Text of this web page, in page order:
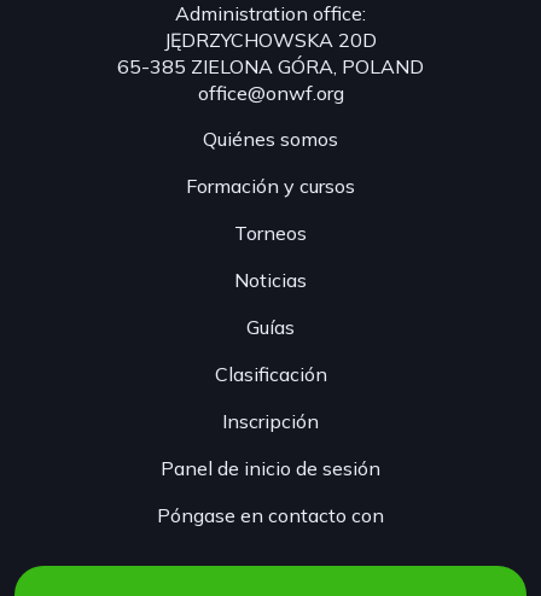
Administration office:
JĘDRZYCHOWSKA 20D
65-385 ZIELONA GÓRA, POLAND
office@onwf.org
Quiénes somos
Formación y cursos
Torneos
Noticias
Guías
Clasificación
Inscripción
Panel de inicio de sesión
Póngase en contacto con